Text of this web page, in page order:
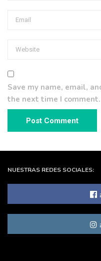
Save my name, email,
the next time I comment.
NUESTRAS REDES SOCIALES: